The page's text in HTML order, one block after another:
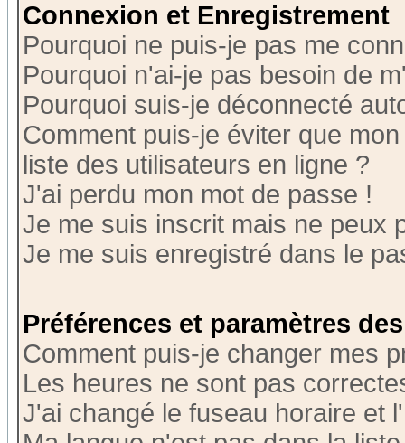
Connexion et Enregistrement
Pourquoi ne puis-je pas me
Pourquoi n'ai-je pas besoin de
Pourquoi suis-je déconnecté
Comment puis-je éviter que
liste des utilisateurs en ligne ?
J'ai perdu mon mot de passe !
Je me suis inscrit mais ne peux
Je me suis enregistré dans le
Préférences et paramètres
Comment puis-je changer mes
Les heures ne sont pas
J'ai changé le fuseau horaire et